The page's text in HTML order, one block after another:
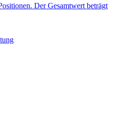
Der Gesamtwert beträgt